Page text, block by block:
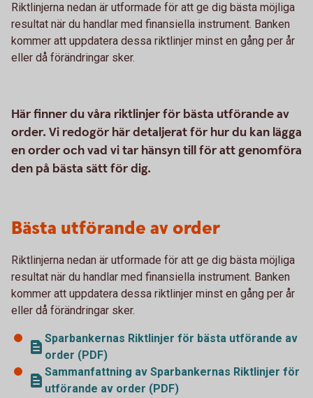
Riktlinjerna nedan är utformade för att ge dig bästa möjliga
resultat när du handlar med finansiella instrument. Banken
kommer att uppdatera dessa riktlinjer minst en gång per år
eller då förändringar sker.
Här finner du våra riktlinjer för bästa utförande av
order. Vi redogör här detaljerat för hur du kan lägga
en order och vad vi tar hänsyn till för att genomföra
den på bästa sätt för dig.
Bästa utförande av order
Riktlinjerna nedan är utformade för att ge dig bästa möjliga
resultat när du handlar med finansiella instrument. Banken
kommer att uppdatera dessa riktlinjer minst en gång per år
eller då förändringar sker.
Sparbankernas Riktlinjer för bästa utförande av
order (PDF)
Sammanfattning av Sparbankernas Riktlinjer för
utförande av order (PDF)